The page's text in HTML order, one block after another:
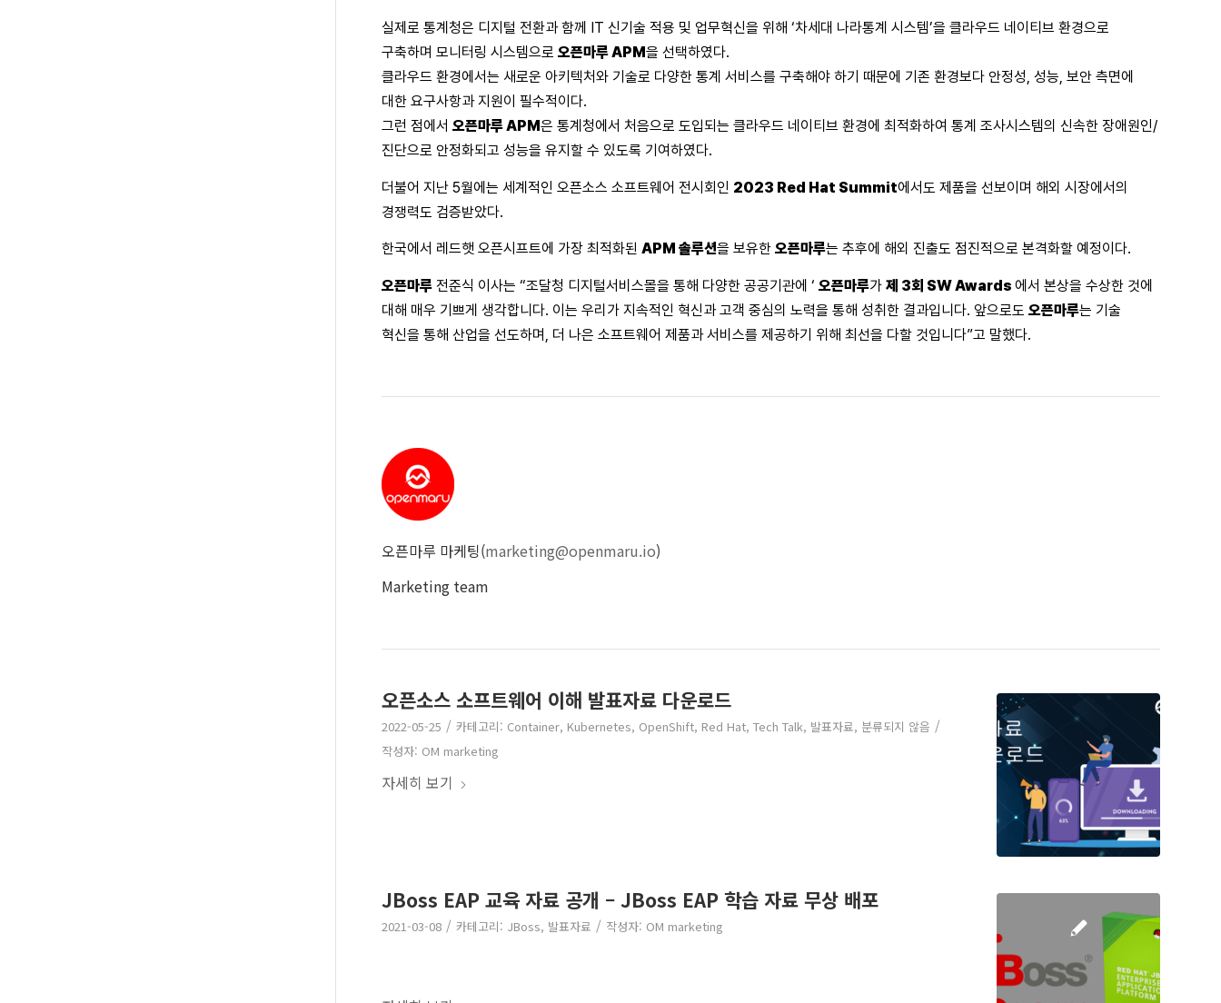
실제로 통계청은 디지털 전환과 함께 IT 신기술 적용 및 업무혁신을 위해 ‘차세대 나라통계 시스템’을 클라우드 네이티브 환경으로
구축하며 모니터링 시스템으로 오픈마루 APM 을 선택하였다.
클라우드 환경에서는 새로운 아키텍처와 기술로 다양한 통계 서비스를 구축해야 하기 때문에 기존 환경보다 안정성, 성능, 보안 측면에
대한 요구사항과 지원이 필수적이다.
그런 점에서 오픈마루 APM 은 통계청에서 처음으로 도입되는 클라우드 네이티브 환경에 최적화하여 통계 조사시스템의 신속한 장애원인/
진단으로 안정화되고 성능을 유지할 수 있도록 기여하였다.
더불어 지난 5월에는 세계적인 오픈소스 소프트웨어 전시회인 2023 Red Hat Summit에서도 제품을 선보이며 해외 시장에서의
경쟁력도 검증받았다.
한국에서 레드햇 오픈시프트에 가장 최적화된 APM 솔루션을 보유한 오픈마루는 추후에 해외 진출도 점진적으로 본격화할 예정이다.
오픈마루 전준식 이사는 “조달청 디지털서비스몰을 통해 다양한 공공기관에 ‘ 오픈마루가 제 3회 SW Awards 에서 본상을 수상한 것에
대해 매우 기쁘게 생각합니다. 이는 우리가 지속적인 혁신과 고객 중심의 노력을 통해 성취한 결과입니다. 앞으로도 오픈마루는 기술
혁신을 통해 산업을 선도하며, 더 나은 소프트웨어 제품과 서비스를 제공하기 위해 최선을 다할 것입니다”고 말했다.
오픈마루 마케팅(marketing@openmaru.io)
Marketing team
오픈소스 소프트웨어 이해 발표자료 다운로드
2022-05-25 / 카테고리: Container, Kubernetes, OpenShift, Red Hat, Tech Talk, 발표자료, 분류되지 않음 /
작성자: OM marketing
자세히 보기
JBoss EAP 교육 자료 공개 – JBoss EAP 학습 자료 무상 배포
2021-03-08 / 카테고리: JBoss, 발표자료 / 작성자: OM marketing